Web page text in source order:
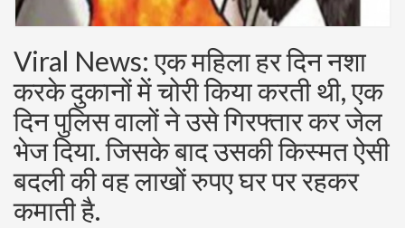
Viral News: एक महिला हर दिन नशा
करके दुकानों में चोरी किया करती थी, एक
दिन पुलिस वालों ने उसे गिरफ्तार कर जेल
भेज दिया. जिसके बाद उसकी किस्मत ऐसी
बदली की वह लाखों रुपए घर पर रहकर
कमाती है.